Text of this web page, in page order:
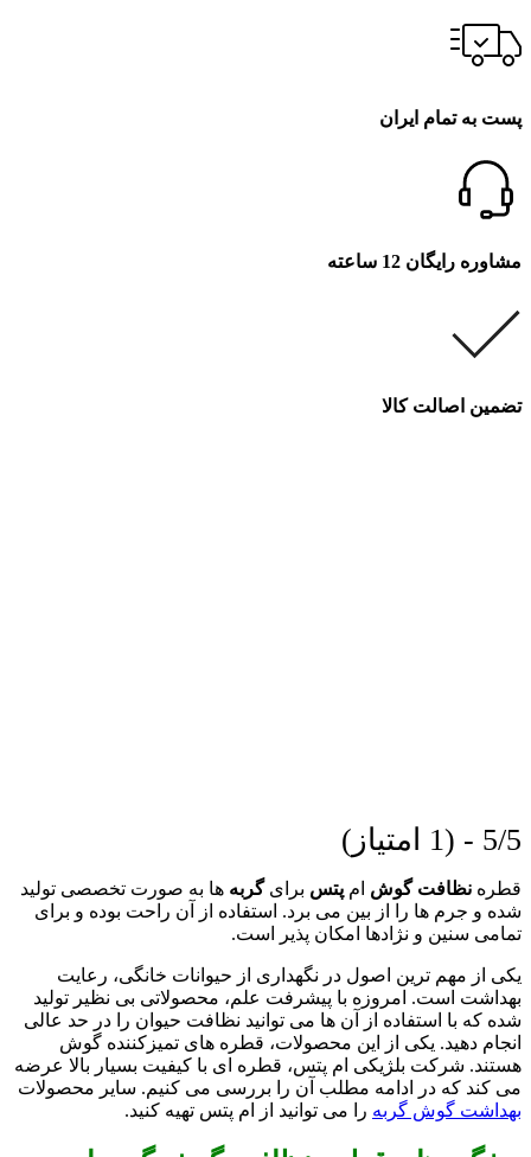
پست به تمام ایران
مشاوره رایگان 12 ساعته
تضمین اصالت کالا
5/5 - (1 امتیاز)
قطره نظافت گوش ام پتس برایگربه ها به صورت تخصصی تولید
شده و جرم ها را از بین می برد. استفاده از آن راحت بوده و برای
تمامی سنین و نژادها امکان پذیر است.
یکی از مهم ترین اصول در نگهداری از حیوانات خانگی، رعایت
بهداشت است. امروزه با پیشرفت علم، محصولاتی بی نظیر تولید
شده که با استفاده از آن ها می توانید نظافت حیوان را در حد عالی
انجام دهید. یکی از این محصولات، قطره های تمیزکننده گوش
هستند. شرکت بلژیکی ام پتس، قطره ای با کیفیت بسیار بالا عرضه
می کند که در ادامه مطلب آن را بررسی می کنیم. سایر محصولات
بهداشت گوش گربه را می توانید از ام پتس تهیه کنید.